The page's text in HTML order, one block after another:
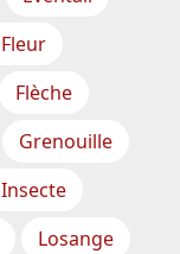
Fleur
Flèche
Grenouille
Insecte
Losange